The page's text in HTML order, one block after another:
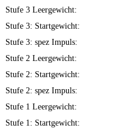
Stufe 3 Leergewicht:
Stufe 3: Startgewicht:
Stufe 3: spez Impuls:
Stufe 2 Leergewicht:
Stufe 2: Startgewicht:
Stufe 2: spez Impuls:
Stufe 1 Leergewicht:
Stufe 1: Startgewicht: